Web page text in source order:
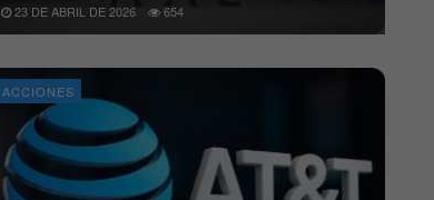
23 DE ABRIL DE 2026 654
ACCIONES